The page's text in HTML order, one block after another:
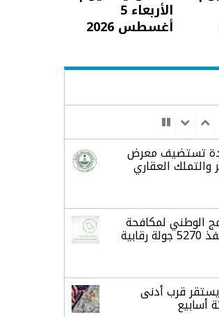
الأربعاء 5
أغسطس 2026
تستضيف معرض
والتملك العقاري
الوطني لمكافحة
يستقر قرب أدنى
أسابيع